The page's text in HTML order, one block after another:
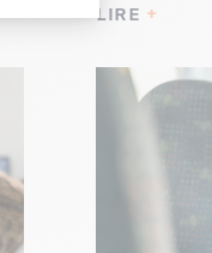
LIRE